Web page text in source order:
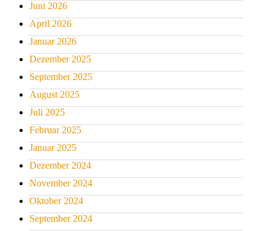
Juni 2026
April 2026
Januar 2026
Dezember 2025
September 2025
August 2025
Juli 2025
Februar 2025
Januar 2025
Dezember 2024
November 2024
Oktober 2024
September 2024